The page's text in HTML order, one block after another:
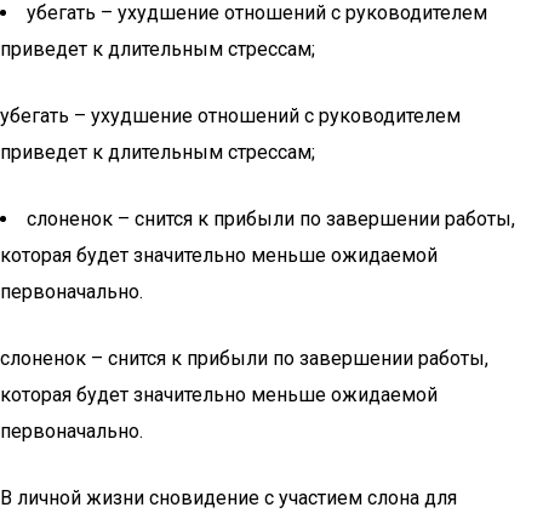
убегать – ухудшение отношений с руководителем
приведет к длительным стрессам;
убегать – ухудшение отношений с руководителем
приведет к длительным стрессам;
слоненок – снится к прибыли по завершении работы,
которая будет значительно меньше ожидаемой
первоначально.
слоненок – снится к прибыли по завершении работы,
которая будет значительно меньше ожидаемой
первоначально.
В личной жизни сновидение с участием слона для